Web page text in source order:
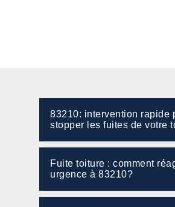
83210: intervention rapide
stopper les fuites de votre
Fuite toiture : comment
urgence à 83210?